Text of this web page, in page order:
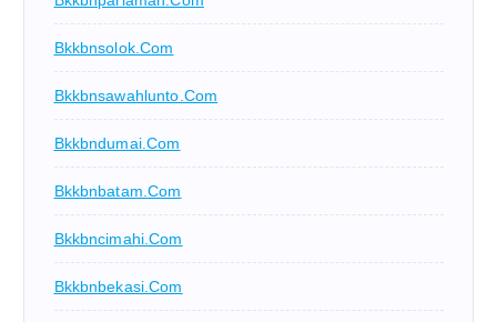
Bkkbnsolok.com
Bkkbnsawahlunto.com
Bkkbndumai.com
Bkkbnbatam.com
Bkkbncimahi.com
Bkkbnbekasi.com